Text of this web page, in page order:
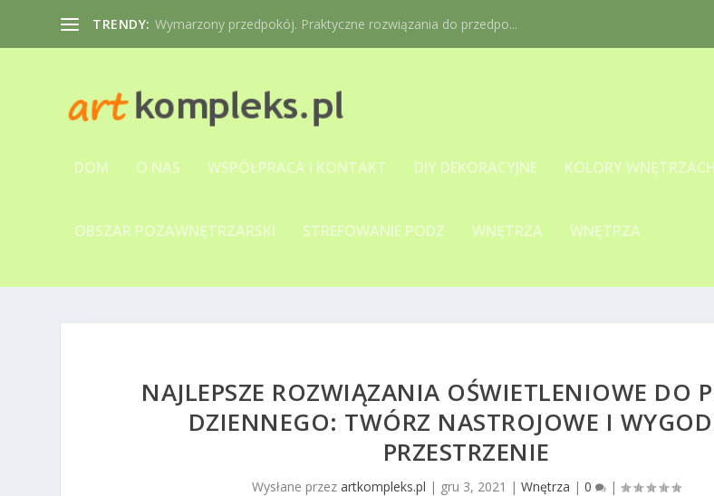
TRENDY: Wymarzony przedpokój. Praktyczne rozwiązania do przedpo...
DOM O NAS WSPÓŁPRACA I KONTAKT DIY DEKORACYJNE KOLORY WNĘTRZACH
OBSZAR POZAWNĘTRZARSKI STREFOWANIE PODZ WNĘTRZA WNĘTRZA
NAJLEPSZE ROZWIĄZANIA OŚWIETLENIOWE DO
DZIENNEGO: TWÓRZ NASTROJOWE I
PRZESTRZENIE
Wysłane przezartkompleks.pl | gru 3, 2021 |Wnętrza |0 |